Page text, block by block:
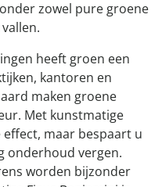
zowel pure groene
heeft groen een
kantoren en
maken groene
Met kunstmatige
maar bespaart u
onderhoud vergen.
worden bijzonder